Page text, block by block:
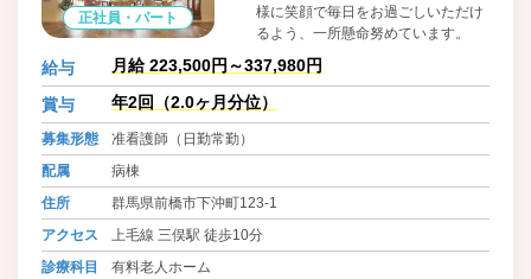
正社員・パート
様に笑顔で毎日をお過ごしいただけ
るよう、一所懸命努めています。
給与 月給 223,500円～337,980円
賞与 年2回（2.0ヶ月分位）
募集形態
准看護師（日勤常勤）
配属
病棟
住所
群馬県前橋市下沖町123-1
アクセス
上毛線 三俣駅 徒歩10分
診療科目
有料老人ホーム